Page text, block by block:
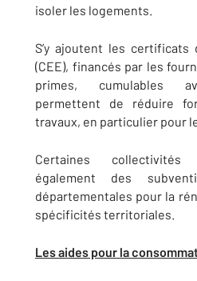
isoler les logements.
S’y ajoutent les certificats
(CEE), financés par les
primes, cumulables
permettent de réduire
travaux, en particulier pour
Certaines
également des
départementales pour la
spécificités territoriales.
Les aides pour la